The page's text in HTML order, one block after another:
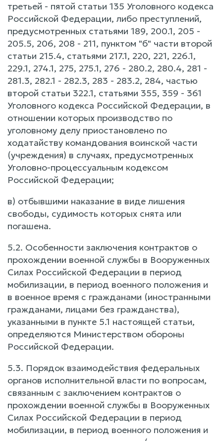
третьей - пятой статьи 135 Уголовного кодекса
Российской Федерации, либо преступлений,
предусмотренных статьями 189, 200.1, 205 -
205.5, 206, 208 - 211, пунктом "б" части второй
статьи 215.4, статьями 217.1, 220, 221, 226.1,
229.1, 274.1, 275, 275.1, 276 - 280.2, 280.4, 281 -
281.3, 282.1 - 282.3, 283 - 283.2, 284, частью
второй статьи 322.1, статьями 355, 359 - 361
Уголовного кодекса Российской Федерации, в
отношении которых производство по
уголовному делу приостановлено по
ходатайству командования воинской части
(учреждения) в случаях, предусмотренных
Уголовно-процессуальным кодексом
Российской Федерации;
в) отбывшими наказание в виде лишения
свободы, судимость которых снята или
погашена.
5.2. Особенности заключения контрактов о
прохождении военной службы в Вооруженных
Силах Российской Федерации в период
мобилизации, в период военного положения и
в военное время с гражданами (иностранными
гражданами, лицами без гражданства),
указанными в пункте 5.1 настоящей статьи,
определяются Министерством обороны
Российской Федерации.
5.3. Порядок взаимодействия федеральных
органов исполнительной власти по вопросам,
связанным с заключением контрактов о
прохождении военной службы в Вооруженных
Силах Российской Федерации в период
мобилизации, в период военного положения и